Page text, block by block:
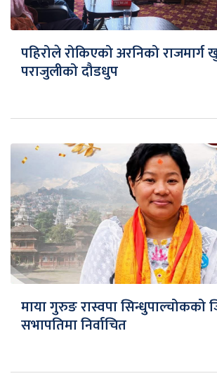
पहिरोले रोकिएको अरनिको
पराजुलीको दौडधुप
माया गुरुङ रास्वपा सिन्धुपाल्चोकको
सभापतिमा निर्वाचित